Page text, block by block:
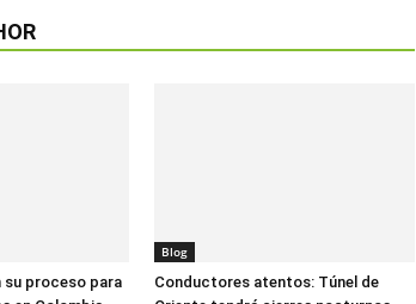
su proceso para
Blog
Conductores atentos: Túnel de